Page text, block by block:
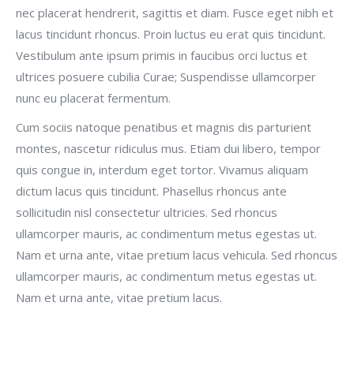
nec placerat hendrerit, sagittis et diam. Fusce eget nibh et
lacus tincidunt rhoncus. Proin luctus eu erat quis tincidunt.
Vestibulum ante ipsum primis in faucibus orci luctus et
ultrices posuere cubilia Curae; Suspendisse ullamcorper
nunc eu placerat fermentum.
Cum sociis natoque penatibus et magnis dis parturient
montes, nascetur ridiculus mus. Etiam dui libero, tempor
quis congue in, interdum eget tortor. Vivamus aliquam
dictum lacus quis tincidunt. Phasellus rhoncus ante
sollicitudin nisl consectetur ultricies. Sed rhoncus
ullamcorper mauris, ac condimentum metus egestas ut.
Nam et urna ante, vitae pretium lacus vehicula. Sed rhoncus
ullamcorper mauris, ac condimentum metus egestas ut.
Nam et urna ante, vitae pretium lacus.